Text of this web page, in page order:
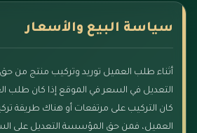
سياسة البيع والأسعار
أثناء طلب العميل توريد وتركيب منتج من
كان التركيب على مرتفعات أو هناك طريقة
العميل، فمن حق المؤسسة التعديل على